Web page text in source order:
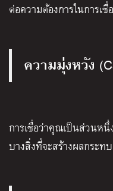
ต่อความต้องการในการเ
ความมุ่งหวัง
การเชื่อว่าคุณเป็นส่วนห
บางสิ่งที่จะสร้างผลกระท